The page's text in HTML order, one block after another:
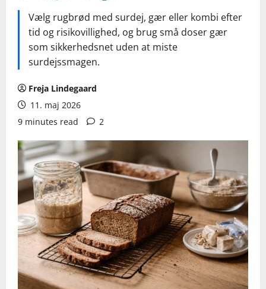
Vælg rugbrød med surdej, gær eller kombi efter
tid og risikovillighed, og brug små doser gær
som sikkerhedsnet uden at miste
surdejssmagen.
Freja Lindegaard
11. maj 2026
9 minutes read
2